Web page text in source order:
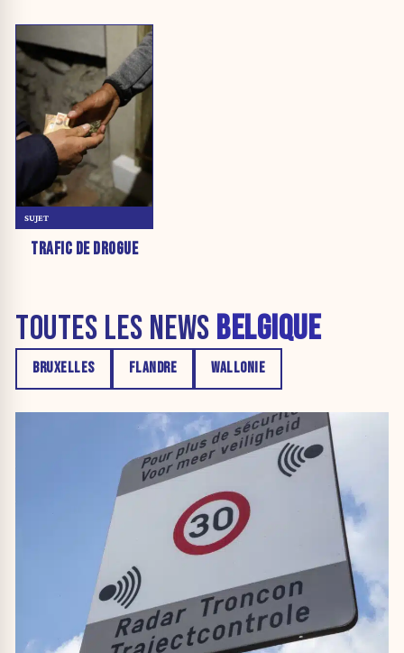
TRAFIC DE DROGUE
SUJET
TOUTES LES NEWS BELGIQUE
BRUXELLES FLANDRE WALLONIE